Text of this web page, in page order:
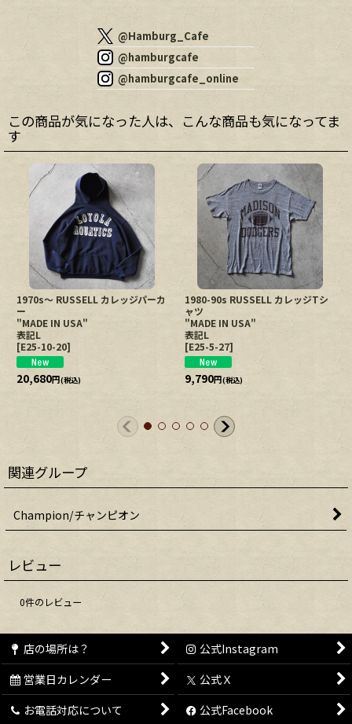
@Hamburg_Cafe
@hamburgcafe
@hamburgcafe_online
この商品が気になった人は、こんな商品も気になってま
す
1970s〜 RUSSELL カレッジパーカ
ー
"MADE IN USA"
表記L
[E25-10-20]
20,680円(税込)
1980-90s RUSSELL カレッジTシ
ャツ
"MADE IN USA"
表記L
[E25-5-27]
9,790円(税込)
関連グループ
Champion/チャンピオン
レビュー
0件のレビュー
店の場所は？
公式Instagram
営業日カレンダー
公式Ｘ
お電話対応について
公式Facebook